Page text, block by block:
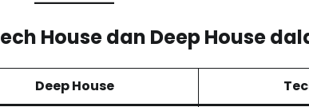
House dan Deep House
Deep House